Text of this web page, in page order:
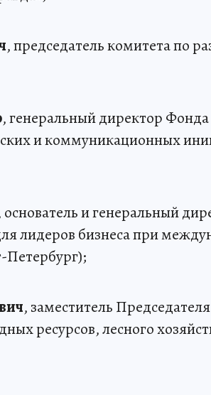
, председатель комитета по
, генеральный директор
и коммуникационных
основатель и генеральный
лидеров бизнеса при
Петербург);
, заместитель Председателя
ресурсов, лесного